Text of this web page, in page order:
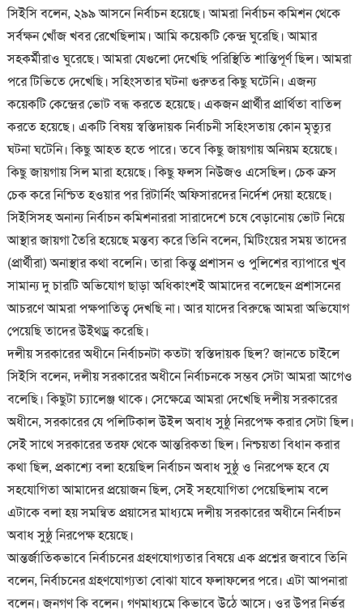
সিইসি বলেন, ২৯৯ আসনে নির্বাচন হয়েছে। আমরা নির্বাচন কমিশন থেকে
সর্বক্ষন খোঁজ খবর রেখেছিলাম। আমি কয়েকটি কেন্দ্র ঘুরেছি। আমার
সহকর্মীরাও ঘুরেছে। আমরা যেগুলো দেখেছি পরিস্থিতি শান্তিপূর্ণ ছিল। আমরা
পরে টিভিতে দেখেছি। সহিংসতার ঘটনা গুরুতর কিছু ঘটেনি। এজন্য
কয়েকটি কেন্দ্রের ভোট বন্ধ করতে হয়েছে। একজন প্রার্থীর প্রার্থিতা বাতিল
করতে হয়েছে। একটি বিষয় স্বস্তিদায়ক নির্বাচনী সহিংসতায় কোন মৃত্যুর
ঘটনা ঘটেনি। কিছু আহত হতে পারে। তবে কিছু জায়গায় অনিয়ম হয়েছে।
কিছু জায়গায় সিল মারা হয়েছে। কিছু ফলস নিউজও এসেছিল। চেক ক্রস
চেক করে নিশ্চিত হওয়ার পর রিটার্নিং অফিসারদের নির্দেশ দেয়া হয়েছে।
সিইসিসহ অনান্য নির্বাচন কমিশনাররা সারাদেশে চষে বেড়ানোয় ভোট নিয়ে
আস্থার জায়গা তৈরি হয়েছে মন্তব্য করে তিনি বলেন, মিটিংয়ের সময় তাদের
(প্রার্থীরা) অনাস্থার কথা বলেনি। তারা কিন্তু প্রশাসন ও পুলিশের ব্যাপারে খুব
সামান্য দু চারটি অভিযোগ ছাড়া অধিকাংশই আমাদের বলেছেন প্রশাসনের
আচরণে আমরা পক্ষপাতিত্ব দেখছি না। আর যাদের বিরুদ্ধে আমরা অভিযোগ
পেয়েছি তাদের উইথড্র করেছি।
দলীয় সরকারের অধীনে নির্বাচনটা কতটা স্বস্তিদায়ক ছিল? জানতে চাইলে
সিইসি বলেন, দলীয় সরকারের অধীনে নির্বাচনকে সম্ভব সেটা আমরা আগেও
বলেছি। কিছুটা চ্যালেঞ্জ থাকে। সেক্ষেত্রে আমরা দেখেছি দলীয় সরকারের
অধীনে, সরকারের যে পলিটিকাল উইল অবাধ সুষ্ঠু নিরপেক্ষ করার সেটা ছিল।
সেই সাথে সরকারের তরফ থেকে আন্তরিকতা ছিল। নিশ্চয়তা বিধান করার
কথা ছিল, প্রকাশ্যে বলা হয়েছিল নির্বাচন অবাধ সুষ্ঠু ও নিরপেক্ষ হবে যে
সহযোগিতা আমাদের প্রয়োজন ছিল, সেই সহযোগিতা পেয়েছিলাম বলে
এটাকে বলা হয় সমন্বিত প্রয়াসের মাধ্যমে দলীয় সরকারের অধীনে নির্বাচন
অবাধ সুষ্ঠু নিরপেক্ষ হয়েছে।
আন্তর্জাতিকভাবে নির্বাচনের গ্রহণযোগ্যতার বিষয়ে এক প্রশ্নের জবাবে তিনি
বলেন, নির্বাচনের গ্রহণযোগ্যতা বোঝা যাবে ফলাফলের পরে। এটা আপনারা
বলেন। জনগণ কি বলেন। গণমাধ্যমে কিভাবে উঠে আসে। ওর উপর নির্ভর